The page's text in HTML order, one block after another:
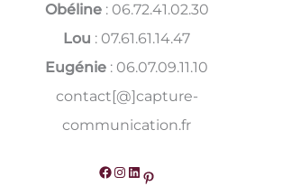
Obéline: 06.72.41.02.30
Lou : 07.61.61.14.47
Eugénie : 06.07.09.11.10
contact[@]capture-
communication.fr
Facebook Instagram LinkedIn Pinterest